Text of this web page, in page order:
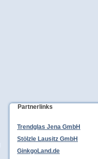
Partnerlinks
Trendglas Jena GmbH
Stölzle Lausitz GmbH
GinkgoLand.de